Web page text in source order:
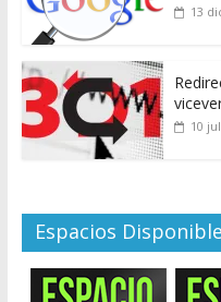
13
10
Espacios